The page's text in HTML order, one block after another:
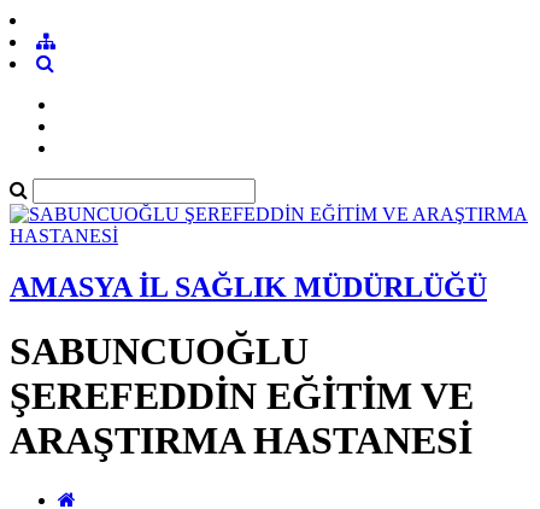
AMASYA İL SAĞLIK MÜDÜRLÜĞÜ
SABUNCUOĞLU
ŞEREFEDDİN EĞİTİM VE
ARAŞTIRMA HASTANESİ